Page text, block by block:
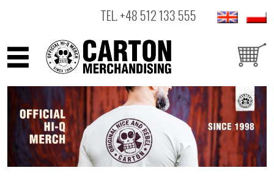
TEL.+48 512 133 555
ARTYŚCI
PRODUKTY
OUTLET